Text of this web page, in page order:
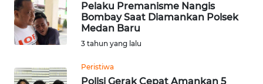
Pelaku Premanisme Nangis
Bombay Saat Diamankan Polsek
Medan Baru
3 tahun yang lalu
Peristiwa
Polisi Gerak Cepat Amankan 5
WN
LABUHANBATU
WN